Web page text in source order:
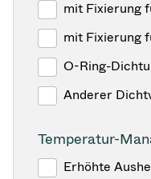
mit Fixierung
mit Fixierung
O-Ring-
Anderer
Temperatur-
Erhöhte